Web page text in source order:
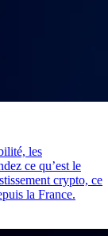
les
ce qu’est le
crypto, ce
la France.